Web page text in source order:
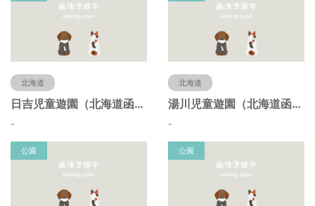
北海道
日吉児童遊園（北海道函館市）
-
北海道
湯川児童遊園（北海道函館市）
-
公園 公園